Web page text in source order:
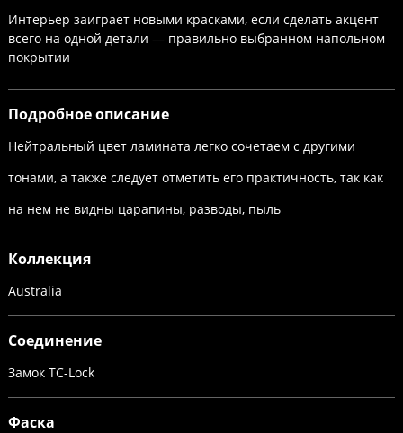
Интерьер заиграет новыми красками, если сделать акцент
всего на одной детали — правильно выбранном напольном
покрытии
Подробное описание
Нейтральный цвет ламината легко сочетаем с другими
тонами, а также следует отметить его практичность, так как
на нем не видны царапины, разводы, пыль
Коллекция
Australia
Соединение
Замок TC-Lock
Фаска